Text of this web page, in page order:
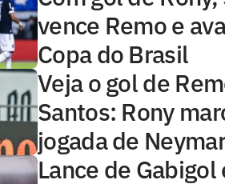
vence Remo e
Copa do Brasil
Veja o gol de
Santos: Rony
jogada de Neymar
Lance de Gabigol